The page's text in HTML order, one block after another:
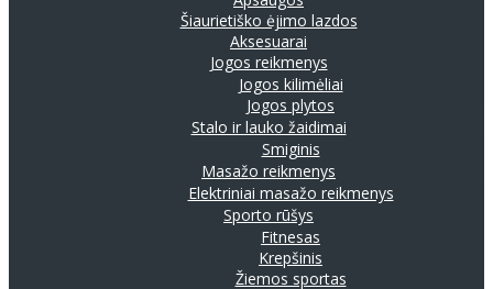
Šiaurietiško ėjimo lazdos
Aksesuarai
Jogos reikmenys
Jogos kilimėliai
Jogos plytos
Stalo ir lauko žaidimai
Smiginis
Masažo reikmenys
Elektriniai masažo reikmenys
Sporto rūšys
Fitnesas
Krepšinis
Žiemos sportas